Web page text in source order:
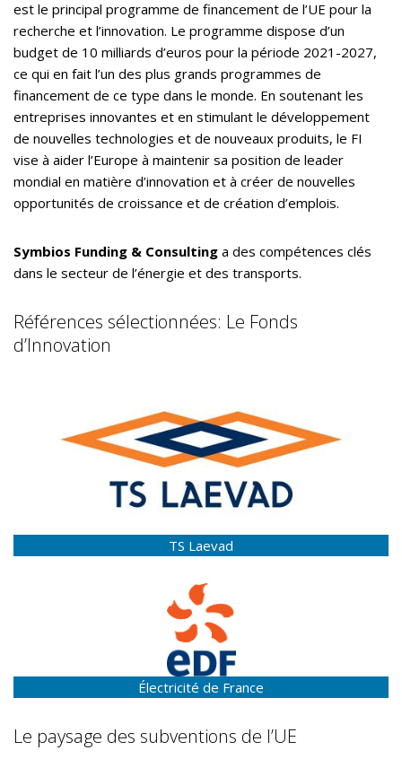
est le principal programme de financement de l’UE pour la
recherche et l’innovation. Le programme dispose d’un
budget de 10 milliards d’euros pour la période 2021-2027,
ce qui en fait l’un des plus grands programmes de
financement de ce type dans le monde. En soutenant les
entreprises innovantes et en stimulant le développement
de nouvelles technologies et de nouveaux produits, le FI
vise à aider l’Europe à maintenir sa position de leader
mondial en matière d’innovation et à créer de nouvelles
opportunités de croissance et de création d’emplois.
Symbios Funding & Consulting a des compétences clés
dans le secteur de l’énergie et des transports.
Références sélectionnées: Le Fonds
d’Innovation
TS Laevad
Électricité de France
Le paysage des subventions de l’UE